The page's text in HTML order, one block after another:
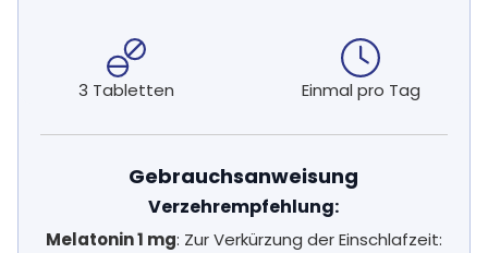
3 Tabletten Einmal pro Tag
Gebrauchsanweisung
Verzehrempfehlung:
Melatonin 1 mg: Zur Verkürzung der Einschlafzeit: